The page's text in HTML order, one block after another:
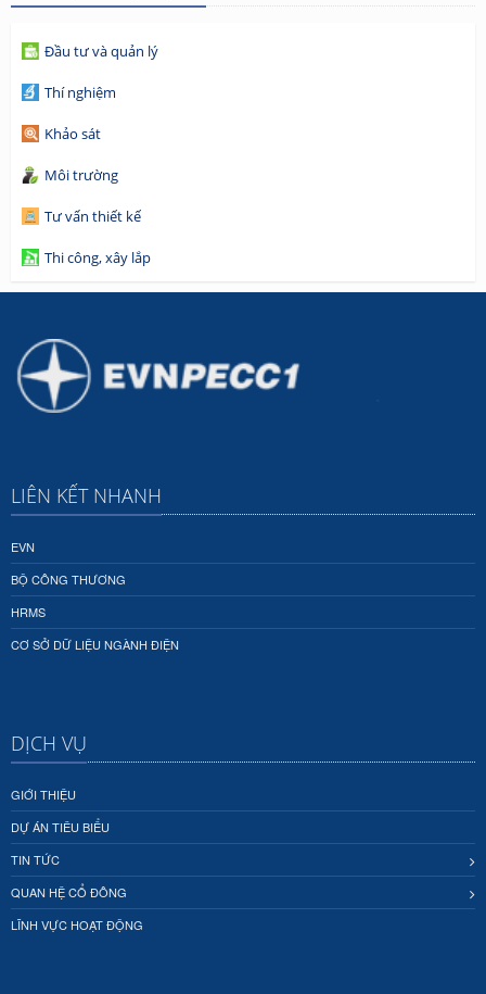
Đầu tư và quản lý
Thí nghiệm
Khảo sát
Môi trường
Tư vấn thiết kế
Thi công, xây lắp
LIÊN KẾT NHANH
EVN
BỘ CÔNG THƯƠNG
HRMS
CƠ SỞ DỮ LIỆU NGÀNH ĐIỆN
DỊCH VỤ
GIỚI THIỆU
DỰ ÁN TIÊU BIỂU
TIN TỨC
QUAN HỆ CỔ ĐÔNG
LĨNH VỰC HOẠT ĐỘNG